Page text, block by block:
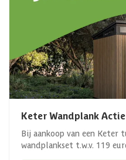
Keter Wandplank Actie
Bij aankoop van een Keter
wandplankset t.w.v. 119